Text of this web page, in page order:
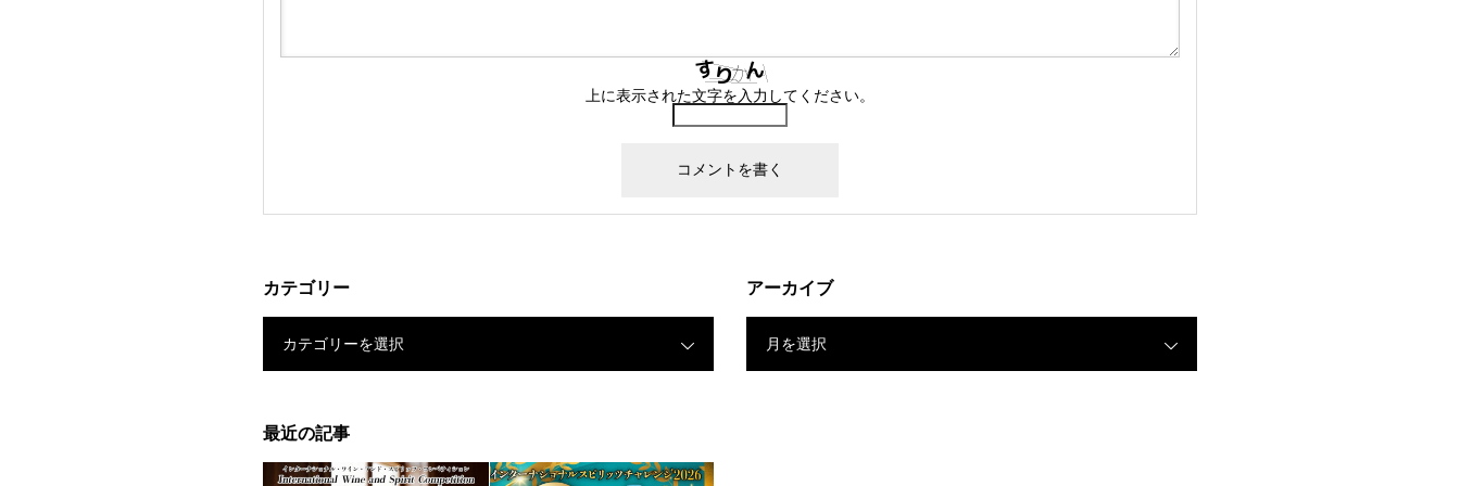
上に表示された文字を入力してください。
カテゴリー
カテゴリーを選択
アーカイブ
月を選択
最近の記事